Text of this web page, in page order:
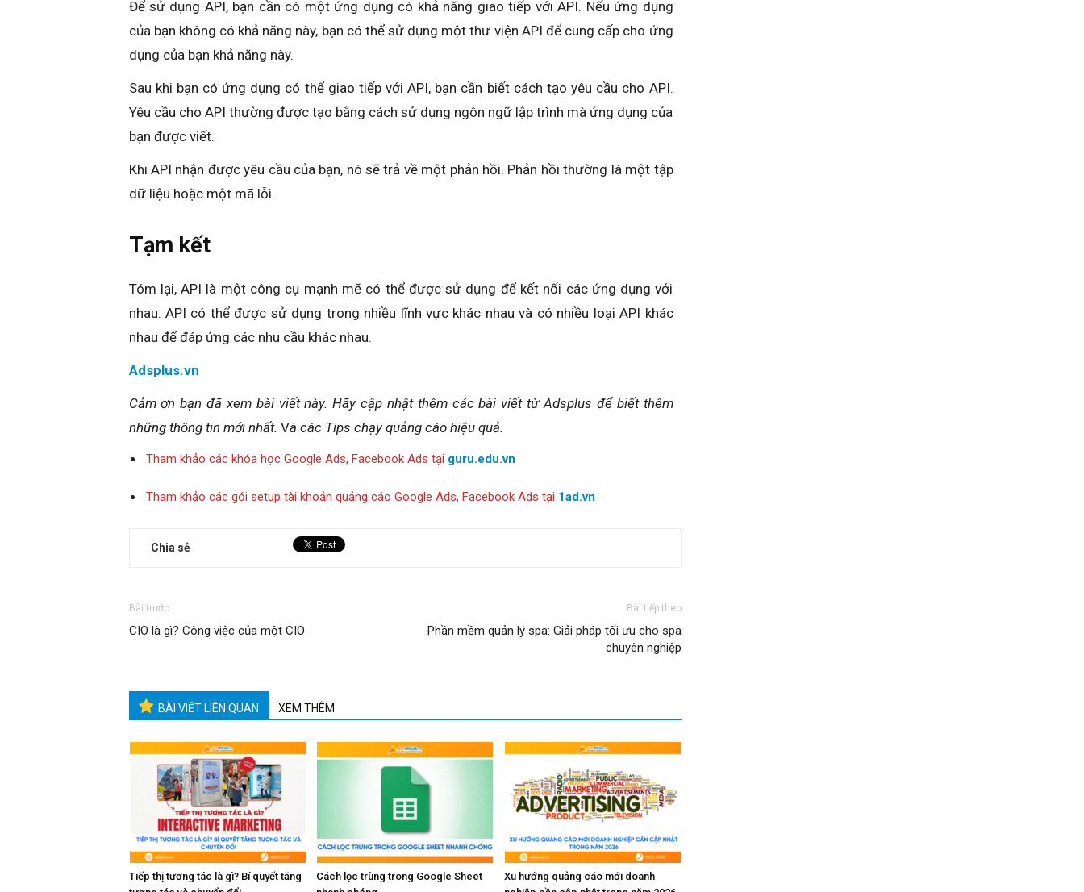
Để sử dụng API, bạn cần có một ứng dụng có khả năng giao tiếp với API. Nếu ứng dụng
của bạn không có khả năng này, bạn có thể sử dụng một thư viện API để cung cấp cho ứng
dụng của bạn khả năng này.
Sau khi bạn có ứng dụng có thể giao tiếp với API, bạn cần biết cách tạo yêu cầu cho API.
Yêu cầu cho API thường được tạo bằng cách sử dụng ngôn ngữ lập trình mà ứng dụng của
bạn được viết.
Khi API nhận được yêu cầu của bạn, nó sẽ trả về một phản hồi. Phản hồi thường là một tập
dữ liệu hoặc một mã lỗi.
Tạm kết
Tóm lại, API là một công cụ mạnh mẽ có thể được sử dụng để kết nối các ứng dụng với
nhau. API có thể được sử dụng trong nhiều lĩnh vực khác nhau và có nhiều loại API khác
nhau để đáp ứng các nhu cầu khác nhau.
Adsplus.vn
Cảm ơn bạn đã xem bài viếtnày. Hãy cập nhật thêm các bài viết từ Adsplus để biết thêm
những thông tin mới nhất. Và các Tips chạy quảng cáo hiệu quả.
Tham khảo các khóa học Google Ads, Facebook Ads tại guru.edu.vn
Tham khảo các gói setup tài khoản quảng cáo Google Ads, Facebook Ads tại 1ad.vn
Chia sẻ
Bài trước
CIO là gì? Công việc của một CIO
Bài tiếp theo
Phần mềm quản lý spa: Giải pháp tối ưu cho spa
chuyên nghiệp
BÀI VIẾT LIÊN QUAN XEM THÊM
Tiếp thị tương tác là gì? Bí quyết tăng
Cách lọc trùng trong Google Sheet
Xu hướng quảng cáo mới doanh